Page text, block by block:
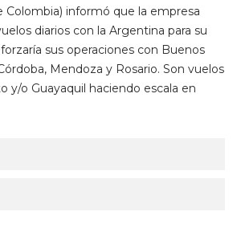
Colombia) informó que la empresa
diarios con la Argentina para su
sus operaciones con Buenos
Mendoza y Rosario. Son vuelos
y/o Guayaquil haciendo escala en